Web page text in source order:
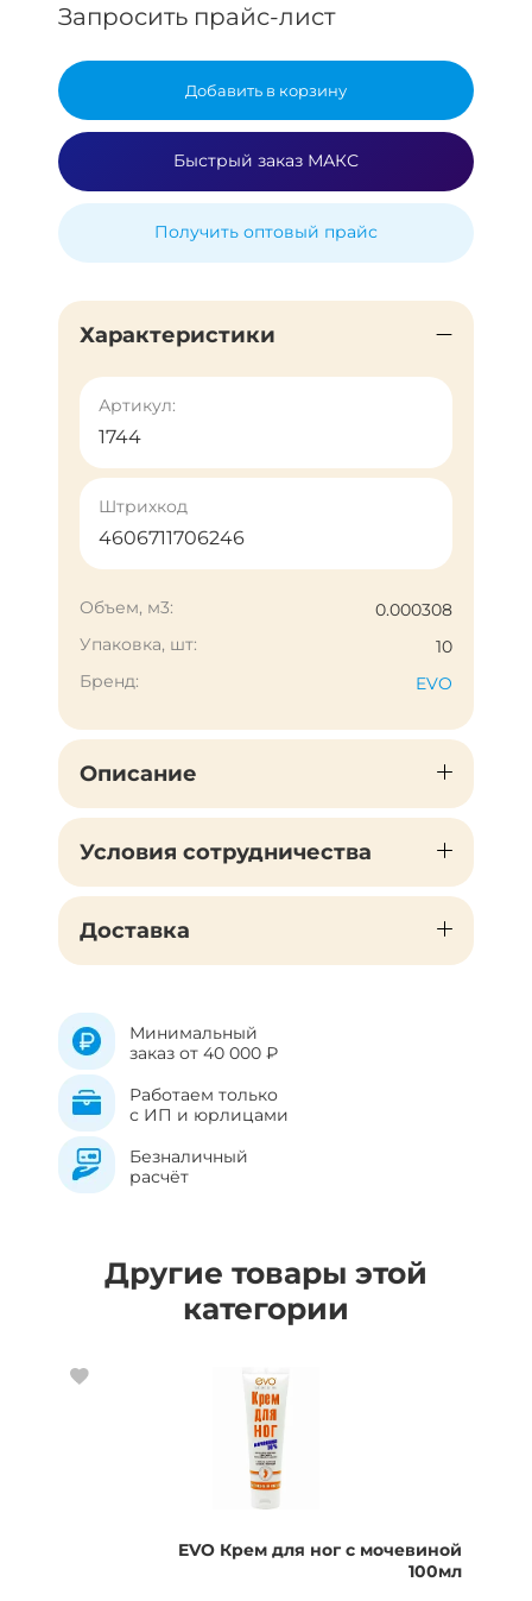
Запросить прайс-лист
Добавить в корзину
Быстрый заказ МАКС
Получить оптовый прайс
Характеристики
Артикул:
1744
Штрихкод
4606711706246
Объем, м3:
0.000308
Упаковка, шт:
10
Бренд:
EVO
Описание
Условия сотрудничества
Доставка
Минимальный
заказ от 40 000 ₽
Работаем только
с ИП и юрлицами
Безналичный
расчёт
Другие товары этой
категории
EVO Крем для ног с мочевиной
100мл